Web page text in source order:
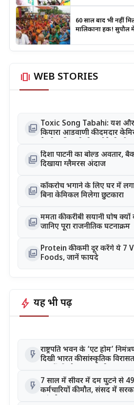
जेडी(एस) नेता
60 साल बाद भी नहीं
मालिकाना हक! सुपौल
amp_stories WEB STORIES
photo_library Toxic Song Tabahi: यश और
कियारा आडवाणी की दमदार
मीडिया पर छाया गाना
photo_library दिशा पाटनी का बोल्ड अवतार,
दिखाया ग्लैमरस अंदाज
photo_library कॉकरोच भगाने के लिए घर में
बिना केमिकल मिलेगा छुटकारा
photo_library ममता की करीबी सयानी घोष क्यों
जानिए पूरा राजनीतिक घटनाक्रम
photo_library Protein की कमी दूर करेंगे ये 7
Foods, जानें फायदे
bolt यह भी पढ़ें
flash_on राष्ट्रपति भवन के ‘एट होम’
दिखी भारत की सांस्कृतिक
flash_on 7 साल में सीवर में दम घुटने से
कर्मचारियों की मौत, संसद में